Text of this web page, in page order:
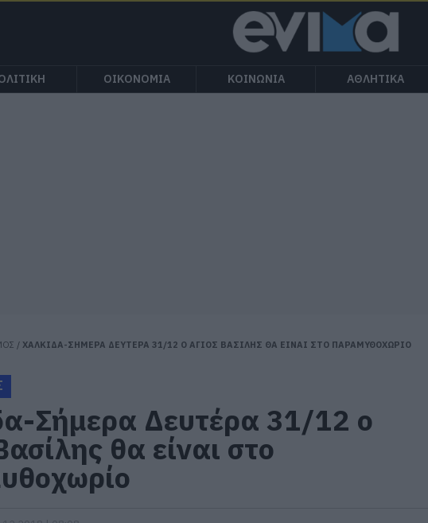
ΟΙΚΟΝΟΜΙΑ ΚΟΙΝΩΝΙΑ ΑΘΛΗΤΙΚΑ
/ ΧΑΛΚΙΔΑ-ΣΗΜΕΡΑ ΔΕΥΤΕΡΑ 31/12 Ο ΑΓΙΟΣ ΒΑΣΙΛΗΣ ΘΑ ΕΙΝΑΙ ΣΤΟ ΠΑΡΑΜΥΘΟΧΩΡΙΟ
Σήμερα Δευτέρα 31/12 ο
θα είναι στο